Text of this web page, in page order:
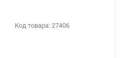
Код товара: 27406